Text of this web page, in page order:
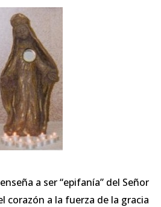
a ser “epifanía” del Señor
corazón a la fuerza de la gracia